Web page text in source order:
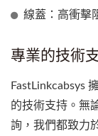
線蓋：高衝擊
專業的技術
FastLinkcabsys
的技術支持。無
詢，我們都致力